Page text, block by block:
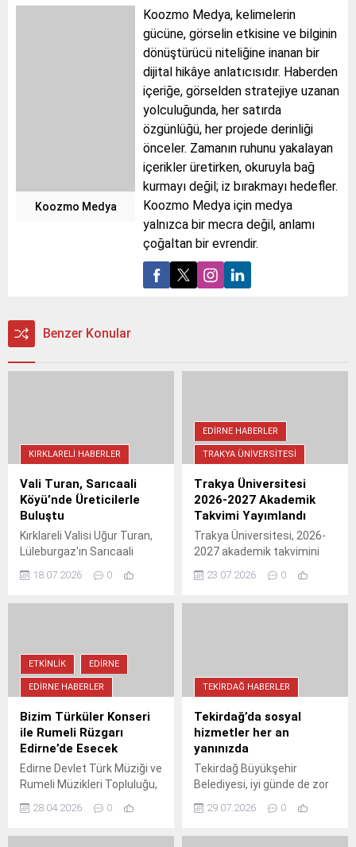
Koozmo Medya
Koozmo Medya, kelimelerin
gücüne, görselin etkisine ve bilginin
dönüştürücü niteliğine inanan bir
dijital hikâye anlatıcısıdır. Haberden
içeriğe, görselden stratejiye uzanan
yolculuğunda, her satırda
özgünlüğü, her projede derinliği
önceler. Zamanın ruhunu yakalayan
içerikler üretirken, okuruyla bağ
kurmayı değil; iz bırakmayı hedefler.
Koozmo Medya için medya
yalnızca bir mecra değil, anlamı
çoğaltan bir evrendir.
Benzer Konular
KIRKLARELI HABERLER
Vali Turan, Sarıcaali
Köyü’nde Üreticilerle
Buluştu
Kırklareli Valisi Uğur Turan,
Lüleburgaz'ın Sarıcaali
Köyü'nde üreticilerle
buluşarak hasat bereketini
hasat sezonu diledi.
18.07.2026 0
EDIRNE HABERLER
TRAKYA ÜNIVERSITESI
Trakya Üniversitesi
2026-2027 Akademik
Takvimi Yayımlandı
Trakya Üniversitesi, 2026-
2027 akademik takvimini
yayımladı. Kayıt yenileme,
ders başlangıç ve bitiş
akademik.trakya.edu.tr
adresini ziyaret edin.
23.07.2026 0
ETKINLIK EDIRNE
EDIRNE HABERLER
Bizim Türküler Konseri
ile Rumeli Rüzgarı
Edirne’de Esecek
Edirne Devlet Türk Müziği ve
Rumeli Müzikleri Topluluğu,
30 Nisan'da sanatseverlerle
28.04.2026 0
TEKIRDAĞ HABERLER
Tekirdağ’da sosyal
hizmetler her an
yanınızda
Tekirdağ Büyükşehir
Belediyesi, iyi günde de zor
yanında olduğunu duyurdu.
29.07.2026 0